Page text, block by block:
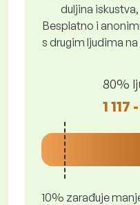
duljina
Besplatno i
s drugim ljudima
80%
1 117
10% zarađuje